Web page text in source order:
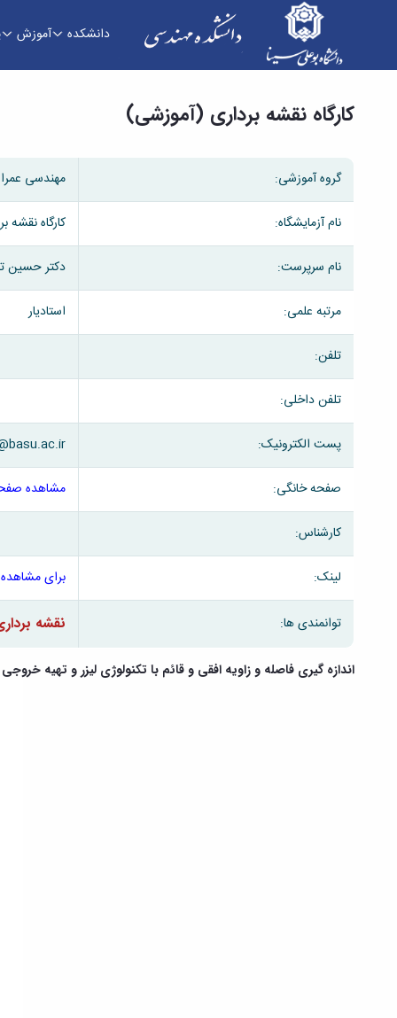
دانشکده آموزش
کارگاه نقشه برداری (آموزشی) - دانشکده فنی و
کارگاه نقشه برداری (آموزشی)
گروه آموزشی: مهندسی
نام آزمایشگاه: کارگاه نقشه
نام سرپرست: دکتر حسین
مرتبه علمی: استادیار
تلفن:
تلفن داخلی:
پست الکترونیک:
صفحه خانگی: مشاهده
کارشناس:
لینک: برای
توانمندی ها: نقشه
اندازه گیری فاصله و زاویه افقی و قائم با تکنولوژی لیزر و تهیه